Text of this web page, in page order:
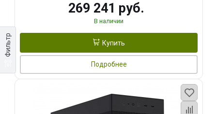
Фильтр
269 241 руб.
В наличии
Купить
Подробнее